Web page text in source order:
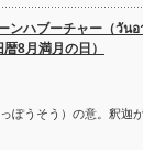
ンハブーチャー（วัน
8月満月の日）
ぽうそう）の意。釈迦